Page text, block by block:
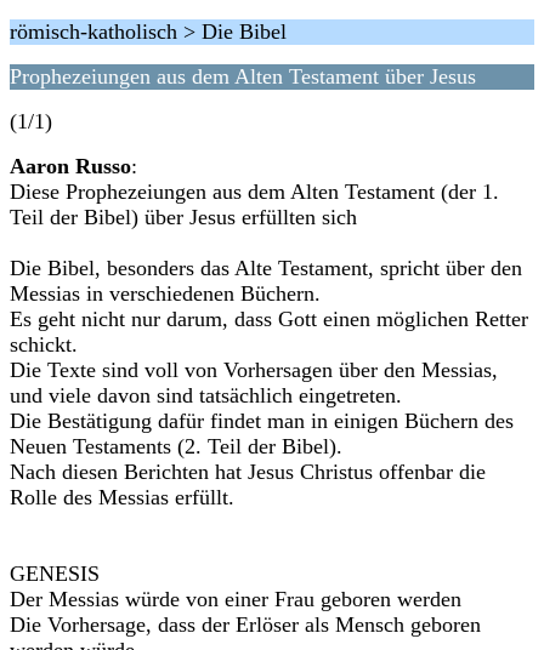
römisch-katholisch > Die Bibel
Prophezeiungen aus dem Alten Testament über Jesus
(1/1)
Aaron Russo:
Diese Prophezeiungen aus dem Alten Testament (der 1.
Teil der Bibel) über Jesus erfüllten sich
Die Bibel, besonders das Alte Testament, spricht über den
Messias in verschiedenen Büchern.
Es geht nicht nur darum, dass Gott einen möglichen Retter
schickt.
Die Texte sind voll von Vorhersagen über den Messias,
und viele davon sind tatsächlich eingetreten.
Die Bestätigung dafür findet man in einigen Büchern des
Neuen Testaments (2. Teil der Bibel).
Nach diesen Berichten hat Jesus Christus offenbar die
Rolle des Messias erfüllt.
GENESIS
Der Messias würde von einer Frau geboren werden
Die Vorhersage, dass der Erlöser als Mensch geboren